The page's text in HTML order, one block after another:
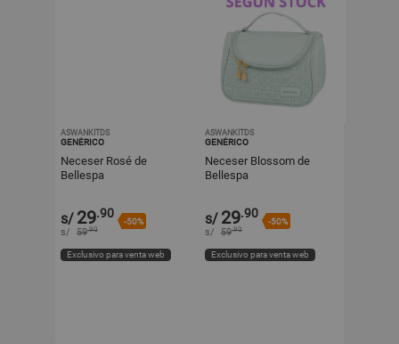
ASWANKITDS
GENÉRICO
Neceser Rosé de
Bellespa
s/ 29.90
-50%
s/ 59.90
Exclusivo para venta web
ASWANKITDS
GENÉRICO
Neceser Blossom de
Bellespa
s/ 29.90
-50%
s/ 59.90
Exclusivo para venta web